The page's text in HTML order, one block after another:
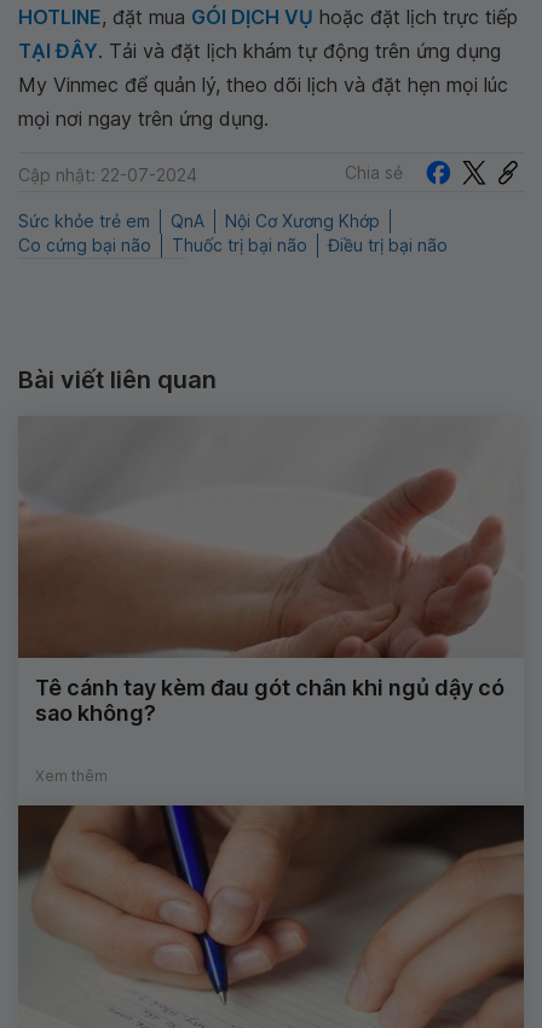
HOTLINE, đặt mua GÓI DỊCH VỤ hoặc đặt lịch trực tiếp
TẠI ĐÂY. Tải và đặt lịch khám tự động trên ứng dụng
My Vinmec để quản lý, theo dõi lịch và đặt hẹn mọi lúc
mọi nơi ngay trên ứng dụng.
Cập nhật: 22-07-2024 Chia sẻ
Sức khỏe trẻ em QnA
Nội Cơ Xương Khớp
Co cứng bại não
Thuốc trị bại não Điều trị bại não
Bài viết liên quan
Tê cánh tay kèm đau gót chân khi ngủ dậy có
sao không?
Xem thêm